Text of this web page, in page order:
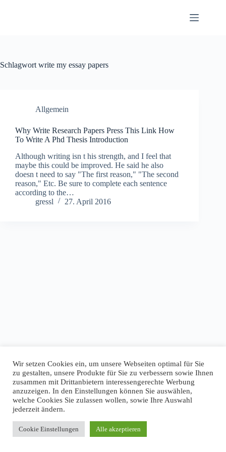
Schlagwort write my essay papers
Allgemein
Why Write Research Papers Press This Link How
To Write A Phd Thesis Introduction
Although writing isn t his strength, and I feel that
maybe this could be improved. He said he also
doesn t need to say "The first reason," "The second
reason," Etc. Be sure to complete each sentence
according to the…
gressl
27. April 2016
Wir setzen Cookies ein, um unsere Webseiten optimal für Sie
zu gestalten, unsere Produkte für Sie zu verbessern sowie Ihnen
zusammen mit Drittanbietern interessengerechte Werbung
anzuzeigen. In den Einstellungen können Sie auswählen,
welche Cookies Sie zulassen wollen, sowie Ihre Auswahl
jederzeit ändern.
Cookie Einstellungen Alle akzeptieren